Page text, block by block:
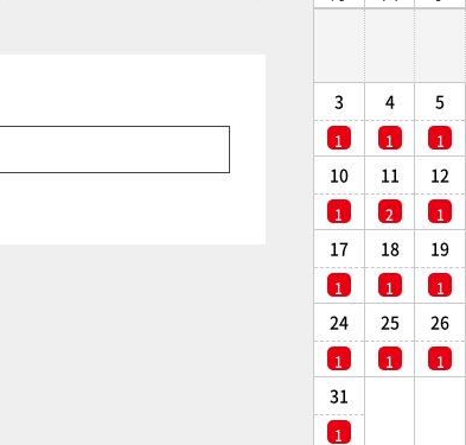
3
1
4
1
5
1
10
1
11
2
12
1
17
1
18
1
19
1
24
1
25
1
26
1
31
1